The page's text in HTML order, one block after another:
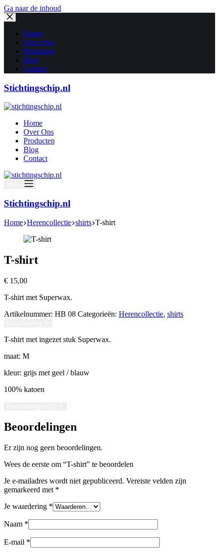
Ga naar de inhoud
Home
Over Ons
Producten
Blog
Contact
Stichtingschip.nl
Home
Over Ons
Producten
Blog
Contact
Stichtingschip.nl
Home Herencollectie shirts T-shirt
T-shirt
€ 15,00
T-shirt met Superwax.
Artikelnummer: HB 08 Categorieën: Herencollectie, shirts
T-shirt met ingezet stuk Superwax.
maat: M
kleur: grijs met geel / blauw
100% katoen
Beoordelingen
Er zijn nog geen beoordelingen.
Wees de eerste om “T-shirt” te beoordelen
Je e-mailadres wordt niet gepubliceerd. Vereiste velden zijn
gemarkeerd met *
Je waardering *
Naam *
E-mail *